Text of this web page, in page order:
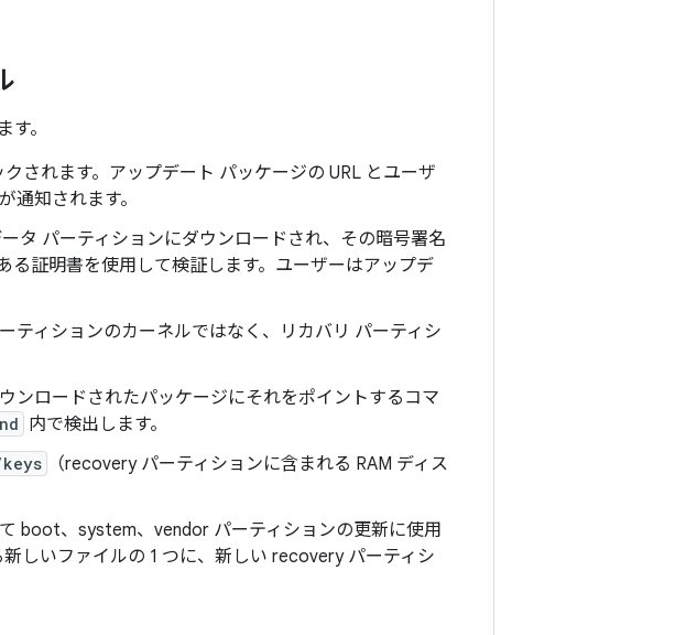
。
されます。アップデート パッケージの URL とユーザ
通知されます。
タ パーティションにダウンロードされ、その暗号署名
る証明書を使用して検証します。ユーザーはアップデ
ティションのカーネルではなく、リカバリ パーティシ
ンロードされたパッケージにそれをポイントするコマ
内で検出します。
（recovery パーティションに含まれる RAM ディス
boot、system、vendor パーティションの更新に使用
しいファイルの 1 つに、新しい recovery パーティシ